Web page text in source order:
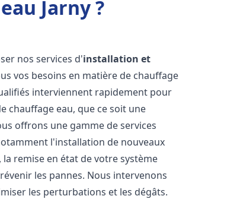
Jarny ?
nos services d'installation et
vos besoins en matière de chauffage
interviennent rapidement pour
chauffage eau, que ce soit une
offrons une gamme de services
l'installation de nouveaux
remise en état de votre système
les pannes. Nous intervenons
les perturbations et les dégâts.